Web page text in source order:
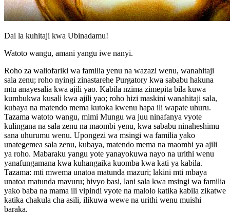
Dai la kuhitaji kwa Ubinadamu!
Watoto wangu, amani yangu iwe nanyi.
Roho za waliofariki wa familia yenu na wazazi wenu, wanahitaji
sala zenu; roho nyingi zinastarehe Purgatory kwa sababu hakuna
mtu anayesalia kwa ajili yao. Kabila nzima zimepita bila kuwa
kumbukwa kusali kwa ajili yao; roho hizi maskini wanahitaji sala,
kubaya na matendo mema kutoka kwenu hapa ili wapate uhuru.
Tazama watoto wangu, mimi Mungu wa juu ninafanya vyote
kulingana na sala zenu na maombi yenu, kwa sababu ninaheshimu
sana uhurumu wenu. Upongezi wa msingi wa familia yako
unategemea sala zenu, kubaya, matendo mema na maombi ya ajili
ya roho. Mabaraku yangu yote yanayokuwa nayo na urithi wenu
yanafungamana kwa kuhangaika kuomba kwa kati ya kabila.
Tazama: mti mwema unatoa matunda mazuri; lakini mti mbaya
unatoa matunda mavuru; hivyo basi, lani sala kwa msingi wa familia
yako baba na mama ili vipindi vyote na malolo katika kabila zikatwe
katika chakula cha asili, ilikuwa wewe na urithi wenu muishi
baraka.